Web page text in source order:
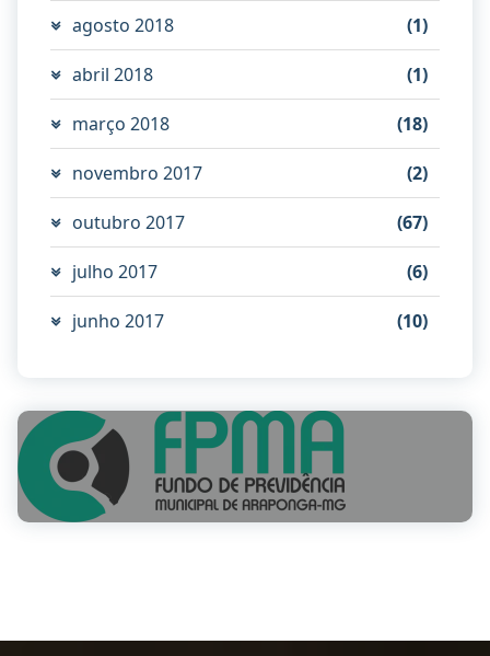
agosto 2018 (1)
abril 2018 (1)
março 2018 (18)
novembro 2017 (2)
outubro 2017 (67)
julho 2017 (6)
junho 2017 (10)